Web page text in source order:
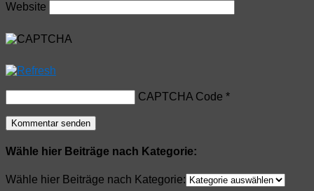
Website
CAPTCHA Code *
Wähle hier Beiträge nach Kategorie:
Wähle hier Beiträge nach Kategorie: